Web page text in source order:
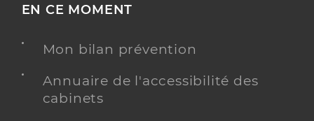
EN CE MOMENT
Mon bilan prévention
Annuaire de l'accessibilité des
cabinets